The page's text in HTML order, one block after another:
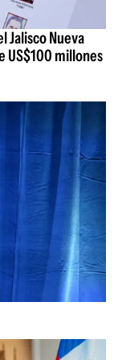
Jalisco Nueva
US$100 millones